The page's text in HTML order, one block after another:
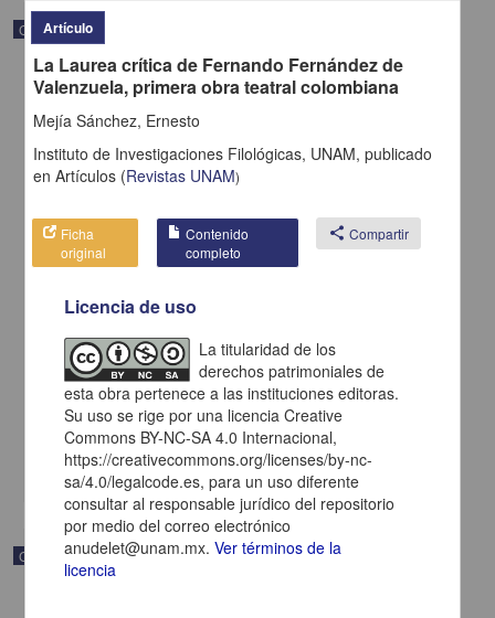
Correspondencia postal
Carta de H. C. Pitman a Francisco I. Madero en la que le solicita
una fotografía
Pitman, H. C.
[sin fecha]
Multidisciplina
Correspondencia postal
Artículo
La Laurea crítica de Fernando Fernández de
Valenzuela, primera obra teatral colombiana
Mejía Sánchez, Ernesto
Instituto de Investigaciones Filológicas, UNAM, publicado
enArtículos (Revistas UNAM)
Ficha
original
Contenido
completo
share Compartir
Licencia de uso
La titularidad de los
derechos patrimoniales de
esta obra pertenece a las instituciones editoras.
Su uso se rige por una licencia Creative
Commons BY-NC-SA 4.0 Internacional,
https://creativecommons.org/licenses/by-nc-
sa/4.0/legalcode.es, para un uso diferente
consultar al responsable jurídico del repositorio
por medio del correo electrónico
anudelet@unam.mx.Ver términos de la
licencia